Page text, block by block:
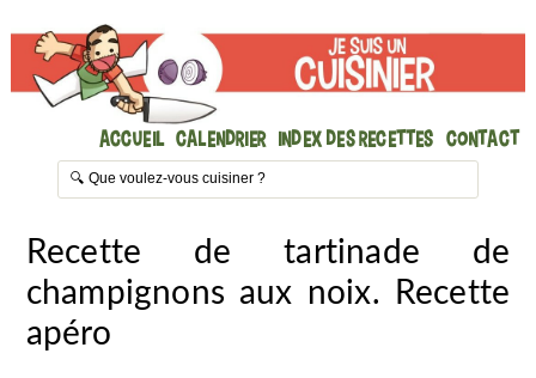
Accueil Calendrier Index des recettes Contact
Recette de tartinade de
champignons aux noix. Recette
apéro